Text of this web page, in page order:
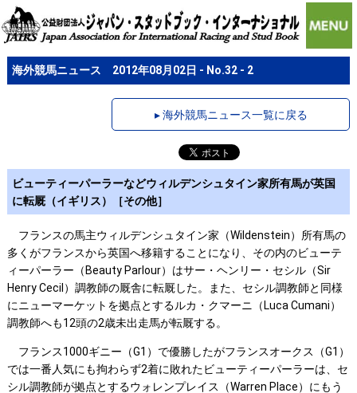
海外競馬ニュース 2012年08月02日 - No.32 - 2
▸ 海外競馬ニュース一覧に戻る
ビューティーパーラーなどウィルデンシュタイン家所有馬が英国
に転厩（イギリス）［その他］
フランスの馬主ウィルデンシュタイン家（Wildenstein）所有馬の
多くがフランスから英国へ移籍することになり、その内のビューテ
ィーパーラー（Beauty Parlour）はサー・ヘンリー・セシル（Sir
Henry Cecil）調教師の厩舎に転厩した。また、セシル調教師と同様
にニューマーケットを拠点とするルカ・クマーニ（Luca Cumani）
調教師へも12頭の2歳未出走馬が転厩する。
フランス1000ギニー（G1）で優勝したがフランスオークス（G1）
では一番人気にも拘わらず2着に敗れたビューティーパーラーは、セ
シル調教師が拠点とするウォレンプレイス（Warren Place）にもう